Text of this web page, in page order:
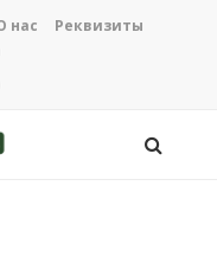
нас
Реквизиты